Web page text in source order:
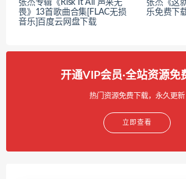
张杰专辑《Risk It All 声来无
畏》13首歌曲合集[FLAC无损
音乐]百度云网盘下载
张杰《这
乐免费下
开通VIP会员·全站资源免
热门资源免费下载，永久更新
立即查看